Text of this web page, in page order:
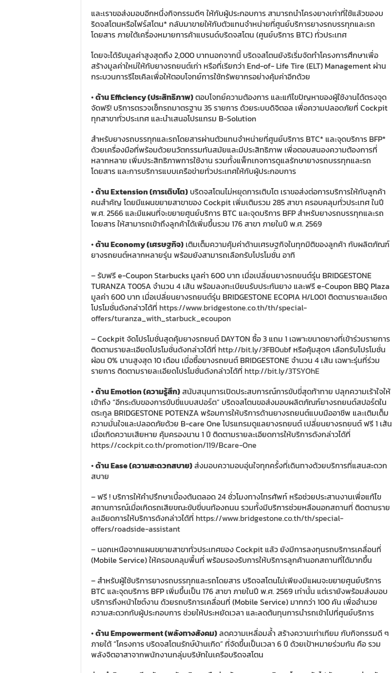
และเราขอส่งมอบอีกหนึ่งกิจกรรมดีๆ ให้กับผู้ประกอบการ สามารถนำโครงยางเก่าที่ใช้แล้วของบ
ริดจสโตนหรือไฟร์สโตน* กลับมาขายให้กับตัวแทนจำหน่ายที่ศูนย์บริการยางรถบรรทุกและรถ
โดยสาร ภายใต้เครื่องหมายการค้าแบรนด์บริดจสโตน (ศูนย์บริการ BTC) ทั่วประเทศ
โดยจะได้รับมูลค่าสูงสุดถึง 2,000 บาทนอกจากนี้ บริดจสโตนยังริเริ่มจัดทำโครงการศึกษาเพื่อ
สร้างมูลค่าใหม่ให้กับยางรถยนต์เก่า หรือที่เรียกว่า End-of- Life Tire (ELT) Management ผ่าน
กระบวนการรีไซเคิลเพื่อให้ตอบโจทย์การใช้ทรัพยากรอย่างคุ้มค่าอีกด้วย
•ด้าน Efficiency (ประสิทธิภาพ)ตอบโจทย์ความต้องการ และแก้ไขปัญหาของผู้ใช้งานได้ตรงจุด
จัดฟรี! บริการตรวจเช็กรถมาตรฐาน 35 รายการ ด้วยระบบดิจิตอล เพื่อความปลอดภัยที่ Cockpit
ทุกสาขาทั่วประเทศ และนำเสนอโปรแกรม B-Solution
สำหรับยางรถบรรทุกและรถโดยสารผ่านตัวแทนจำหน่ายที่ศูนย์บริการ BTC* และจุดบริการ BFP*
ด้วยเครื่องมือที่พร้อมด้วยนวัตกรรมทันสมัยและมีประสิทธิภาพ เพื่อตอบสนองความต้องการที่
หลากหลาย เพิ่มประสิทธิภาพการใช้งาน รวมทั้งแพ็กเกจการดูแลรักษายางรถบรรทุกและรถ
โดยสาร และการบริการแบบเครือข่ายทั่วประเทศให้กับผู้ประกอบการ
•ด้าน Extension (การเติบโต) บริดจสโตนไม่หยุดการเติบโต เราขอส่งต่อการบริการให้กับลูกค้า
คนสำคัญ โดยมีแผนขยายสาขาของ Cockpit เพิ่มเติมรวม 285 สาขา ครอบคลุมทั่วประเทศ ในปี
พ.ศ. 2566 และมีแผนที่จะขยายศูนย์บริการ BTC และจุดบริการ BFP สำหรับยางรถบรรทุกและรถ
โดยสาร ให้สามารถเข้าถึงลูกค้าได้เพิ่มขึ้นรวม 176 สาขา ภายในปี พ.ศ. 2569
•ด้าน Economy (เศรษฐกิจ) เติมเต็มความคุ้มค่าด้านเศรษฐกิจในทุกมิติของลูกค้า กับผลิตภัณฑ์
ยางรถยนต์หลากหลายรุ่น พร้อมยังสามารถเลือกรับโปรโมชั่น อาทิ
– รับฟรี e-Coupon Starbucks มูลค่า 600 บาท เมื่อเปลี่ยนยางรถยนต์รุ่น BRIDGESTONE
TURANZA T005A จำนวน 4 เส้น พร้อมลงทะเบียนรับประกันยาง และฟรี e-Coupon BBQ Plaza
มูลค่า 600 บาท เมื่อเปลี่ยนยางรถยนต์รุ่น BRIDGESTONE ECOPIA H/L001 ติดตามรายละเอียด
โปรโมชั่นดังกล่าวได้ที่ https://www.bridgestone.co.th/th/special-
offers/turanza_with_starbuck_ecoupon
– Cockpit จัดโปรโมชั่นสุดคุ้มยางรถยนต์ DAYTON ซื้อ 3 แถม 1 เฉพาะขนาดยางที่เข้าร่วมรายการ
ติดตามรายละเอียดโปรโมชั่นดังกล่าวได้ที่ http://bit.ly/3FB0ubf หรือคุ้มสุดๆ เลือกรับโปรโมชั่น
ผ่อน 0% นานสูงสุด 10 เดือน เมื่อซื้อยางรถยนต์ BRIDGESTONE จำนวน 4 เส้น เฉพาะรุ่นที่ร่วม
รายการ ติดตามรายละเอียดโปรโมชั่นดังกล่าวได้ที่ http://bit.ly/3TSYOhE
•ด้าน Emotion (ความรู้สึก)สนับสนุนการเปิดประสบการณ์การขับขี่สุดท้าทาย ปลุกความเร้าใจให้
เข้าถึง “อีกระดับของการขับขี่แบบสปอร์ต” บริดจสโตนขอส่งมอบผลิตภัณฑ์ยางรถยนต์สปอร์ตใน
ตระกูล BRIDGESTONE POTENZA พร้อมการให้บริการด้านยางรถยนต์แบบมืออาชีพ และเติมเต็ม
ความมั่นใจและปลอดภัยด้วย B-care One โปรแกรมดูแลยางรถยนต์ เปลี่ยนยางรถยนต์ ฟรี 1 เส้น
เมื่อเกิดความเสียหาย คุ้มครองนาน 1 ปี ติดตามรายละเอียดการให้บริการดังกล่าวได้ที่
https://cockpit.co.th/promotion/119/Bcare-One
•ด้าน Ease (ความสะดวกสบาย)ส่งมอบความอบอุ่นใจทุกครั้งที่เดินทางด้วยบริการที่แสนสะดวก
สบาย
– ฟรี ! บริการให้คำปรึกษาเบื้องต้นตลอด 24 ชั่วโมงทางโทรศัพท์ หรือช่วยประสานงานเพื่อแก้ไข
สถานการณ์เมื่อเกิดรถเสียขณะขับขี่บนท้องถนน รวมทั้งมีบริการช่วยหลือนอกสถานที่ ติดตามราย
ละเอียดการให้บริการดังกล่าวได้ที่ https://www.bridgestone.co.th/th/special-
offers/roadside-assistant
– นอกเหนือจากแผนขยายสาขาทั่วประเทศของ Cockpit แล้ว ยังมีการลงทุนรถบริการเคลื่อนที่
(Mobile Service) ให้ครอบคลุมพื้นที่ พร้อมรองรับการให้บริการลูกค้านอกสถานที่ได้มากขึ้น
– สำหรับผู้ใช้บริการยางรถบรรทุกและรถโดยสาร บริดจสโตนไม่เพียงมีแผนจะขยายศูนย์บริการ
BTC และจุดบริการ BFP เพิ่มขึ้นเป็น 176 สาขา ภายในปี พ.ศ. 2569 เท่านั้น แต่เรายังพร้อมส่งมอบ
บริการถึงหน้าไซต์งาน ด้วยรถบริการเคลื่อนที่ (Mobile Service) มากกว่า 100 คัน เพื่ออำนวย
ความสะดวกกับผู้ประกอบการ ช่วยให้ประหยัดเวลา และลดต้นทุนการนำรถเข้าไปที่ศูนย์บริการ
•ด้าน Empowerment (พลังทางสังคม)ลดความเหลื่อมล้ำ สร้างความเท่าเทียม กับกิจกรรมดี ๆ
ภายใต้ “โครงการ บริดจสโตนรักษ์บ้านเกิด” ที่จัดขึ้นเป็นเวลา 6 ปี ด้วยเป้าหมายร่วมกัน คือ รวม
พลังจิตอาสาจากพนักงานกลุ่มบริษัทในเครือบริดจสโตน